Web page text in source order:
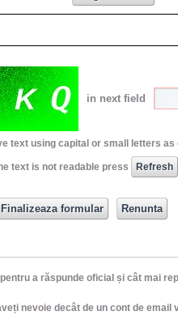
in next field
text using capital or small letters
text is not readable press
a răspunde oficial și cât mai
nevoie decât de un cont de email